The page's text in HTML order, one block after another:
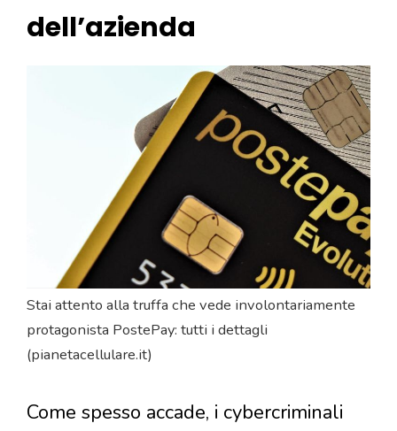
dell’azienda
Stai attento alla truffa che vede involontariamente
protagonista PostePay: tutti i dettagli
(pianetacellulare.it)
Come spesso accade, i cybercriminali